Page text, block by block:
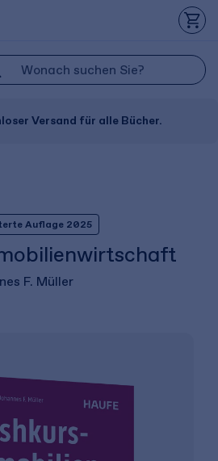
Versand für alle Bücher.
Auflage 2025
F. Müller